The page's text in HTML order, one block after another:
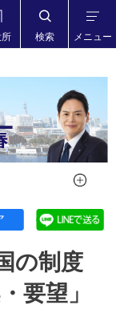
所 検索 メニュー
案・要望」
現在位
の制度
要望」